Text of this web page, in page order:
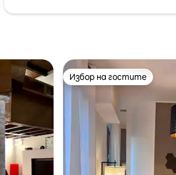
Избор на гостите
Избор на гостите